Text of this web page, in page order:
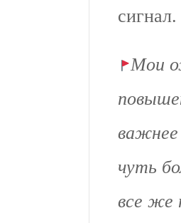
сигнал.
Мои
важнее
чуть
все же